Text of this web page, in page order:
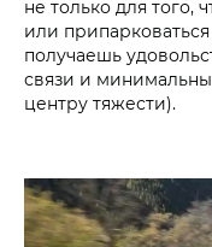
не только для того,
или
получаешь
связи и
центру тяжести).